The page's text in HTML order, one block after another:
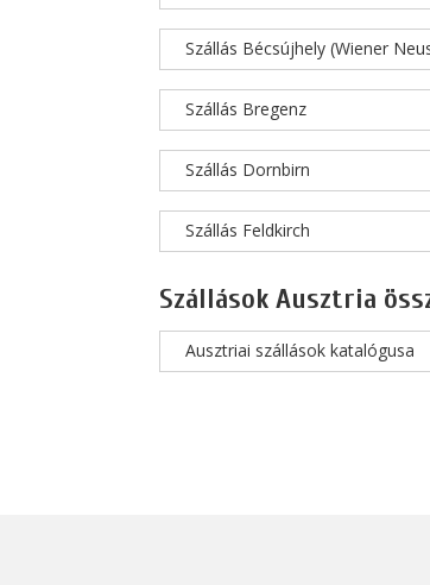
Szállás Bécsújhely (Wiener
Szállás Bregenz
Szállás Dornbirn
Szállás Feldkirch
Szállások Ausztria
Ausztriai szállások katalógusa